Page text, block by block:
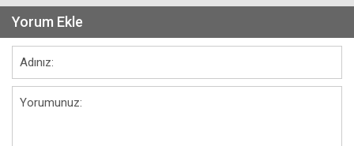
Yorum Ekle